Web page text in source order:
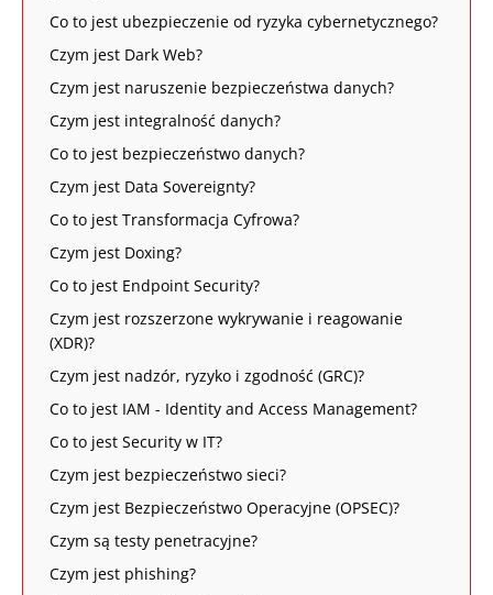
Co to jest ubezpieczenie od ryzyka cybernetycznego?
Czym jest Dark Web?
Czym jest naruszenie bezpieczeństwa danych?
Czym jest integralność danych?
Co to jest bezpieczeństwo danych?
Czym jest Data Sovereignty?
Co to jest Transformacja Cyfrowa?
Czym jest Doxing?
Co to jest Endpoint Security?
Czym jest rozszerzone wykrywanie i reagowanie
(XDR)?
Czym jest nadzór, ryzyko i zgodność (GRC)?
Co to jest IAM - Identity and Access Management?
Co to jest Security w IT?
Czym jest bezpieczeństwo sieci?
Czym jest Bezpieczeństwo Operacyjne (OPSEC)?
Czym są testy penetracyjne?
Czym jest phishing?